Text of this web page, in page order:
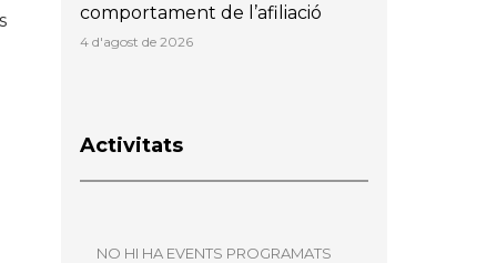
comportament de l’afiliació
4 d'agost de 2026
Activitats
NO HI HA EVENTS PROGRAMATS